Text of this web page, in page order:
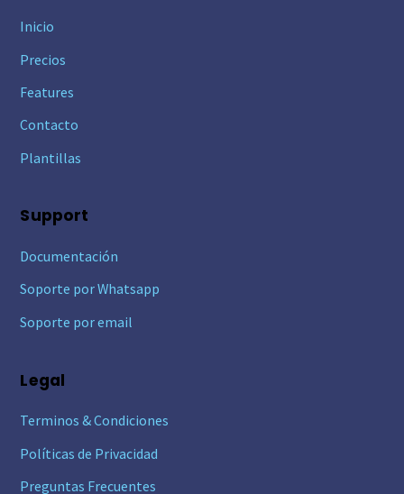
Inicio
Precios
Features
Contacto
Plantillas
Support
Documentación
Soporte por Whatsapp
Soporte por email
Legal
Terminos & Condiciones
Políticas de Privacidad
Preguntas Frecuentes